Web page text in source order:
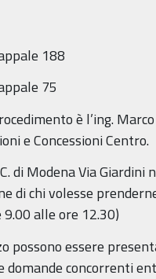
188
75
è l’ing.
e Concessioni Centro.
di Modena Via
di chi volesse
alle ore 12.30)
possono essere
domande concorrenti